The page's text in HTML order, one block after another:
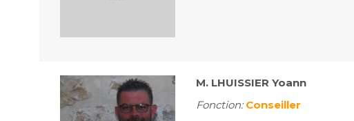
M. LHUISSIER Yoann
Fonction: Conseiller